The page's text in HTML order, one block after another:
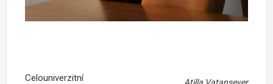
Celouniverzitní